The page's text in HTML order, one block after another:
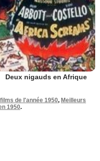
Deux nigauds en Afrique
de l'année 1950, Meilleurs
1950.